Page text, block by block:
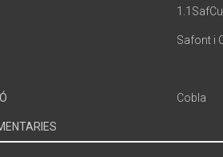
Safont i
Cobla